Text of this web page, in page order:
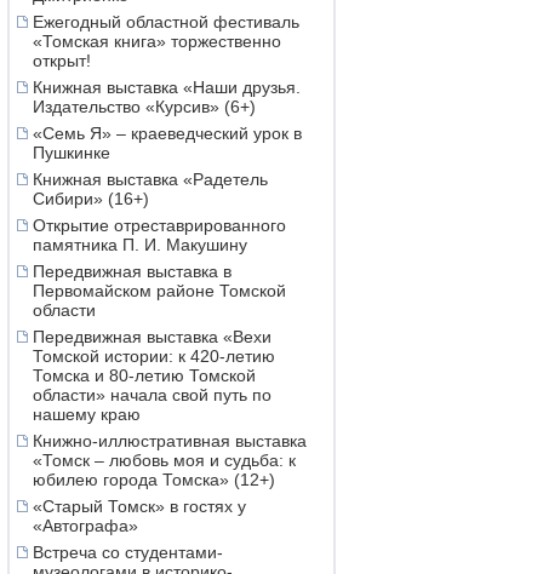
Ежегодный областной фестиваль
«Томская книга» торжественно
открыт!
Книжная выставка «Наши друзья.
Издательство «Курсив» (6+)
«Семь Я» – краеведческий урок в
Пушкинке
Книжная выставка «Радетель
Сибири» (16+)
Открытие отреставрированного
памятника П. И. Макушину
Передвижная выставка в
Первомайском районе Томской
области
Передвижная выставка «Вехи
Томской истории: к 420-летию
Томска и 80-летию Томской
области» начала свой путь по
нашему краю
Книжно-иллюстративная выставка
«Томск – любовь моя и судьба: к
юбилею города Томска» (12+)
«Старый Томск» в гостях у
«Автографа»
Встреча со студентами-